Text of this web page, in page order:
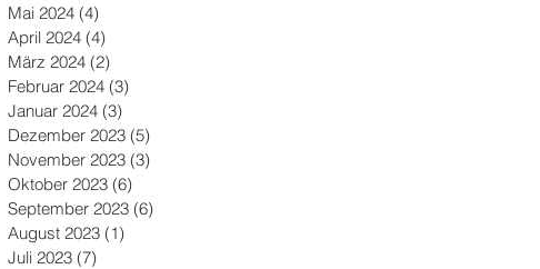
Mai 2024 (4)
April 2024 (4)
März 2024 (2)
Februar 2024 (3)
Januar 2024 (3)
Dezember 2023 (5)
November 2023 (3)
Oktober 2023 (6)
September 2023 (6)
August 2023 (1)
Juli 2023 (7)